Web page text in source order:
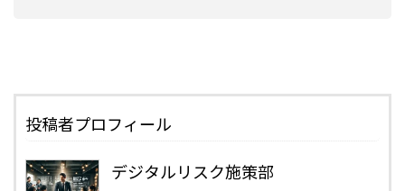
投稿者プロフィール
デジタルリスク施策部